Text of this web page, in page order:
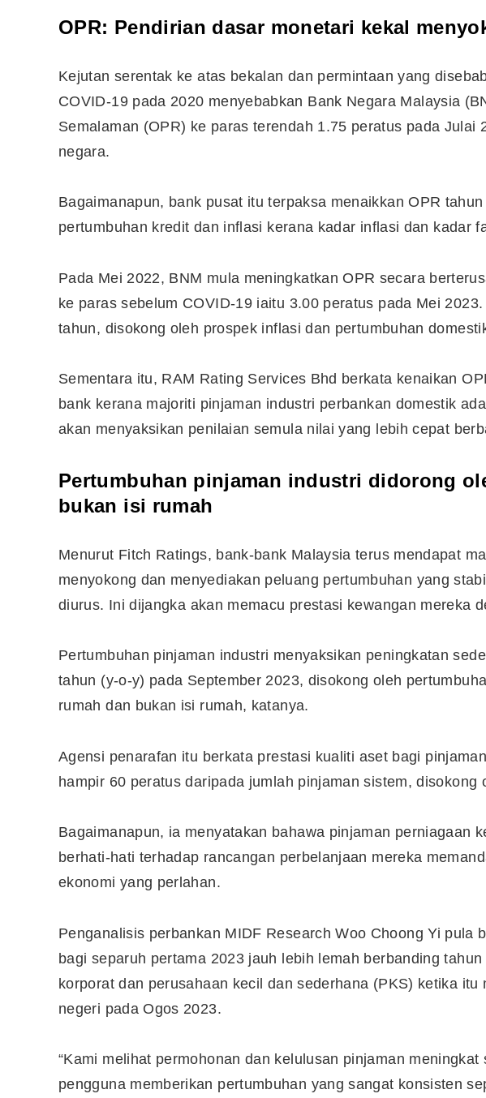
OPR: Pendirian dasar monetari kekal
Kejutan serentak ke atas bekalan dan permintaan yang
COVID-19 pada 2020 menyebabkan Bank Negara Malaysia
Semalaman (OPR) ke paras terendah 1.75 peratus pada Julai
negara.
Bagaimanapun, bank pusat itu terpaksa menaikkan OPR
pertumbuhan kredit dan inflasi kerana kadar inflasi dan kadar
Pada Mei 2022, BNM mula meningkatkan OPR secara
ke paras sebelum COVID-19 iaitu 3.00 peratus pada Mei
tahun, disokong oleh prospek inflasi dan pertumbuhan
Sementara itu, RAM Rating Services Bhd berkata kenaikan
bank kerana majoriti pinjaman industri perbankan domestik
akan menyaksikan penilaian semula nilai yang lebih cepat
Pertumbuhan pinjaman industri didorong
bukan isi rumah
Menurut Fitch Ratings, bank-bank Malaysia terus mendapat
menyokong dan menyediakan peluang pertumbuhan yang
diurus. Ini dijangka akan memacu prestasi kewangan mereka
Pertumbuhan pinjaman industri menyaksikan peningkatan
tahun (y-o-y) pada September 2023, disokong oleh
rumah dan bukan isi rumah, katanya.
Agensi penarafan itu berkata prestasi kualiti aset bagi
hampir 60 peratus daripada jumlah pinjaman sistem, disokong
Bagaimanapun, ia menyatakan bahawa pinjaman perniagaan
berhati-hati terhadap rancangan perbelanjaan mereka
ekonomi yang perlahan.
Penganalisis perbankan MIDF Research Woo Choong Yi pula
bagi separuh pertama 2023 jauh lebih lemah berbanding
korporat dan perusahaan kecil dan sederhana (PKS) ketika
negeri pada Ogos 2023.
“Kami melihat permohonan dan kelulusan pinjaman
pengguna memberikan pertumbuhan yang sangat konsisten
Telefon Seorang Pelabur
Saham